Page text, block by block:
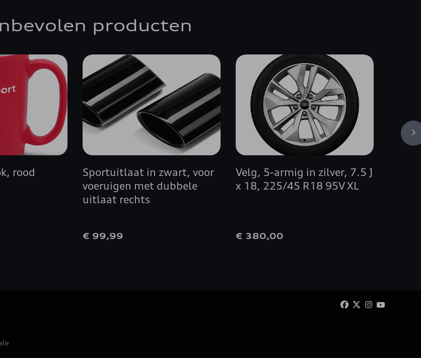
producten
rood
Sportuitlaat in zwart, voor
voeruigen met dubbele
uitlaat rechts
€ 99,99
Velg, 5-armig in zilver, 7.5 J
x 18, 225/45 R18 95V XL
€ 380,00